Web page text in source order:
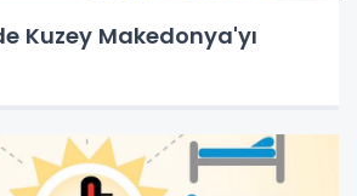
Kuzey Makedonya'yı